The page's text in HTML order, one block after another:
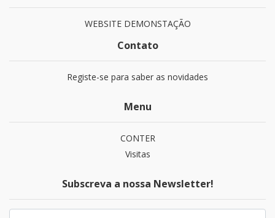
WEBSITE DEMONSTAÇÃO
Contato
Registe-se para saber as novidades
Menu
CONTER
Visitas
Subscreva a nossa Newsletter!